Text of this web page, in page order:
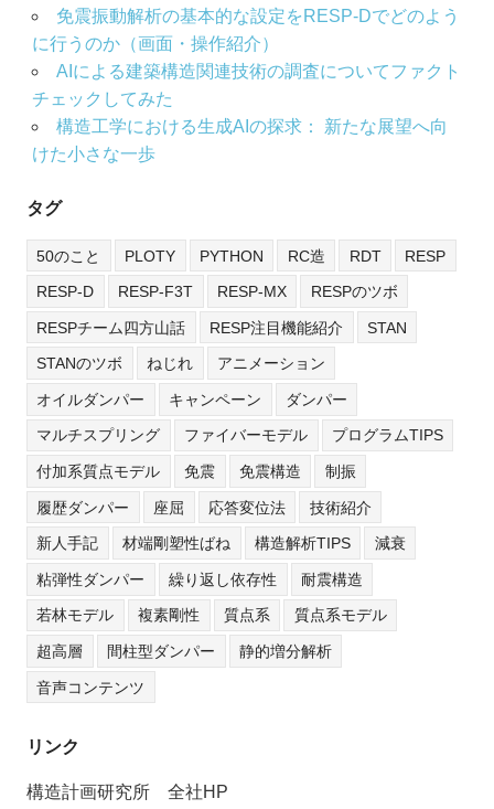
免震振動解析の基本的な設定をRESP-Dでどのよう
に行うのか（画面・操作紹介）
AIによる建築構造関連技術の調査についてファクト
チェックしてみた
構造工学における生成AIの探求： 新たな展望へ向
けた小さな一歩
タグ
50のこと PLOTY PYTHON RC造 RDT RESP
RESP-D RESP-F3T RESP-MX RESPのツボ
RESPチーム四方山話 RESP注目機能紹介 STAN
STANのツボ ねじれ アニメーション
オイルダンパー キャンペーン ダンパー
マルチスプリング ファイバーモデル プログラムTIPS
付加系質点モデル 免震 免震構造 制振
履歴ダンパー 座屈 応答変位法 技術紹介
新人手記 材端剛塑性ばね 構造解析TIPS 減衰
粘弾性ダンパー 繰り返し依存性 耐震構造
若林モデル 複素剛性 質点系 質点系モデル
超高層 間柱型ダンパー 静的増分解析
音声コンテンツ
リンク
構造計画研究所 全社HP